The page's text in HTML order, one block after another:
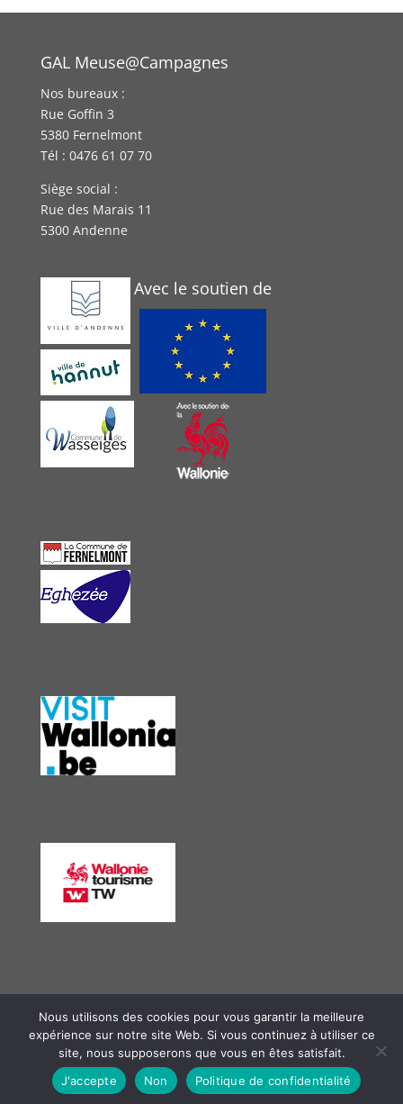
GAL Meuse@Campagnes
Nos bureaux :
Rue Goffin 3
5380 Fernelmont
Tél : 0476 61 07 70
Siège social :
Rue des Marais 11
5300 Andenne
Avec le soutien de
© 2026 GAL Meuse@campagnes asbl
Nous utilisons des cookies pour vous garantir la meilleure
expérience sur notre site Web. Si vous continuez à utiliser ce
site, nous supposerons que vous en êtes satisfait.
J'accepte
Non Politique de confidentialité